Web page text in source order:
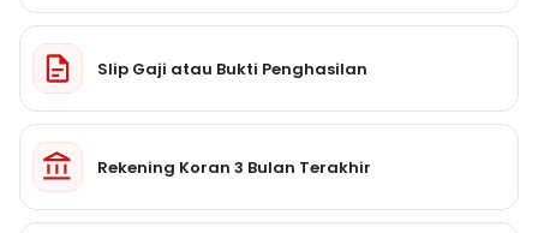
Slip Gaji atau Bukti Penghasilan
Rekening Koran 3 Bulan Terakhir